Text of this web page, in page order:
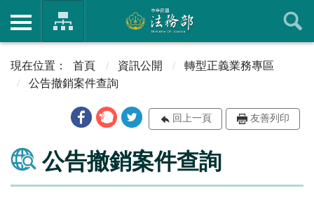
首頁 資訊公開
轉型正義業務專區
公告撤銷案件查詢
回上一頁 友善列印
公告撤銷案件查詢